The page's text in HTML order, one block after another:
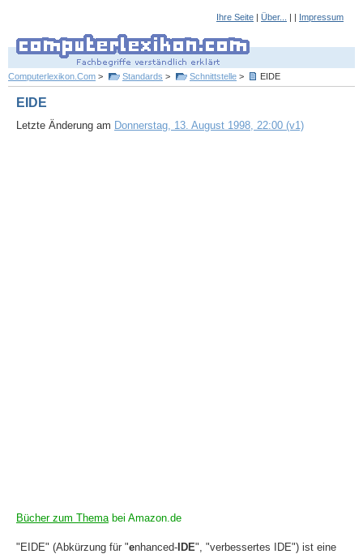
Ihre Seite | Über... | | Impressum
Computerlexikon.Com > Standards > Schnittstelle > EIDE
EIDE
Letzte Änderung am Donnerstag, 13. August 1998, 22:00 (v1)
Bücher zum Themabei Amazon.de
"EIDE" (Abkürzung für "enhanced- IDE", "verbessertes IDE") ist eine